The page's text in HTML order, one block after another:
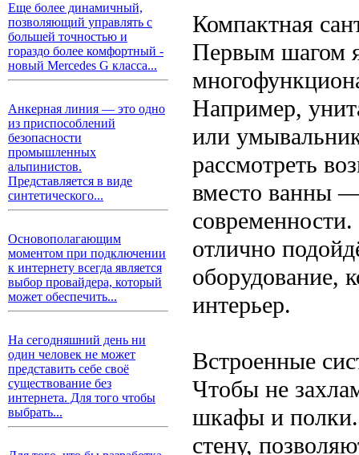
Еще более динамичный,
позволяющий управлять с
большей точностью и
гораздо более комфортный -
новый Mercedes G класса...
Анкерная линия — это одно
из приспособлений
безопасности
промышленных
альпинистов.
Представляется в виде
синтетического...
Основополагающим
моментом при подключении
к интернету всегда является
выбор провайдера, который
может обеспечить...
На сегодняшний день ни
один человек не может
представить себе своё
существование без
интернета. Для того чтобы
выбрать...
Компактная
Первым шагом
Например,
или
рассмотреть
вместо ванны —
отлично
оборудование,
интерьер.
Встроенные
Чтобы не
шкафы и
стену,